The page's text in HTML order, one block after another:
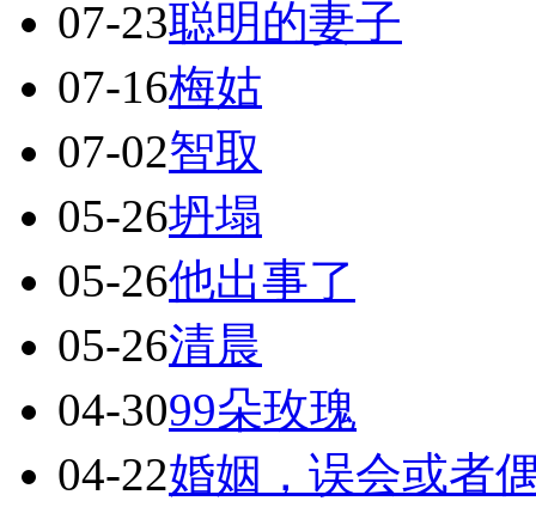
07-23聪明的妻子
07-16梅姑
07-02智取
05-26坍塌
05-26他出事了
05-26清晨
04-3099朵玫瑰
04-22婚姻，误会或者